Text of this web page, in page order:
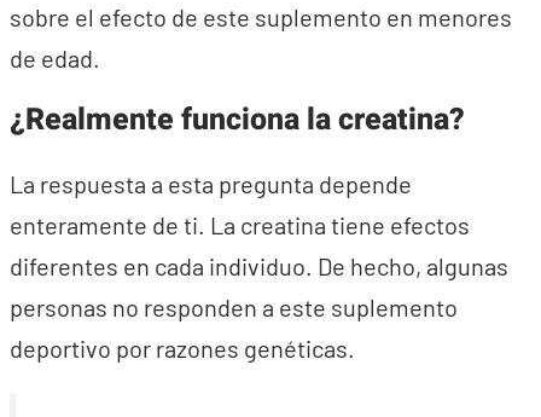
sobre el efecto de este suplemento en menores
de edad.
¿Realmente funciona la creatina?
La respuesta a esta pregunta depende
enteramente de ti. La creatina tiene efectos
diferentes en cada individuo. De hecho, algunas
personas no responden a este suplemento
deportivo por razones genéticas.